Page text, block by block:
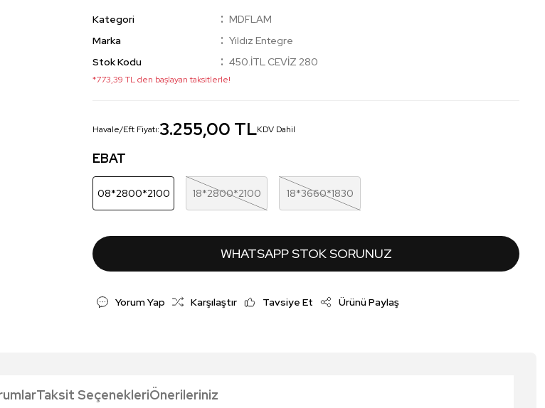
Kategori
MDFLAM
Marka
Yıldız Entegre
Stok Kodu
450.İTL CEVİZ 280
*773,39 TL den başlayan taksitlerle!
Havale/Eft Fiyatı:3.255,00 TLKDV Dahil
EBAT
08*2800*2100 18*2800*2100 18*3660*1830
WHATSAPP STOK SORUNUZ
Yorum Yap Karşılaştır Tavsiye Et Ürünü Paylaş
Taksit SeçenekleriÖnerileriniz